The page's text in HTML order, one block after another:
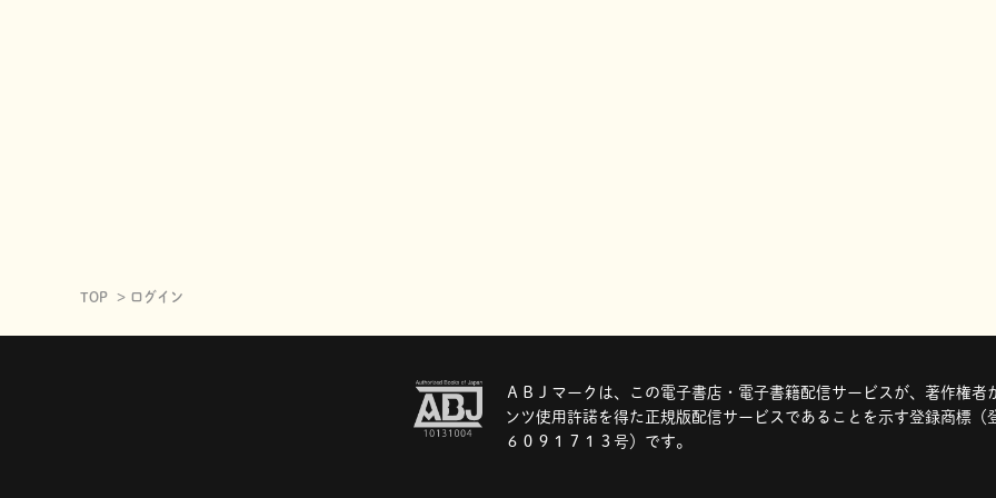
TOP ログイン
ＡＢＪマークは、この電子書店・電子書籍配信サービスが、著作権者
ンツ使用許諾を得た正規版配信サービスであることを示す登録商標（
６０９１７１３号）です。